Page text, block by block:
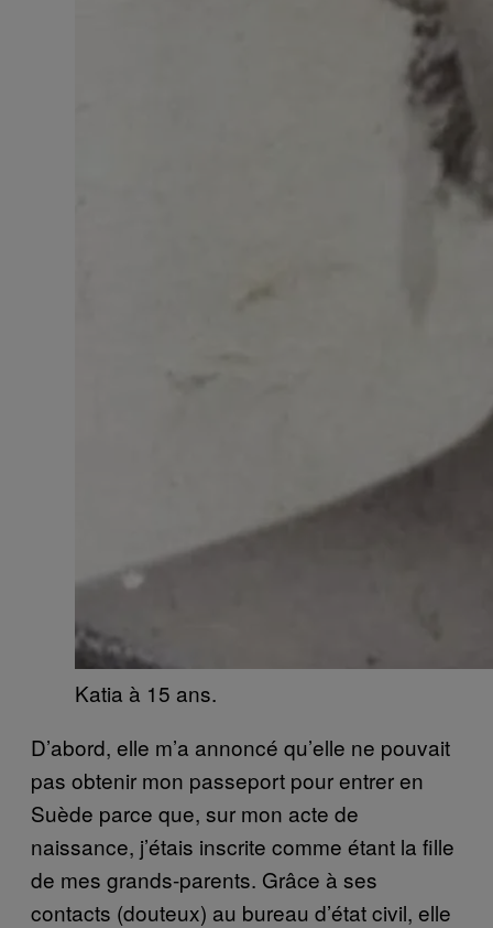
Katia à 15 ans.
D’abord, elle m’a annoncé qu’elle ne pouvait
pas obtenir mon passeport pour entrer en
Suède parce que, sur mon acte de
naissance, j’étais inscrite comme étant la fille
de mes grands-parents. Grâce à ses
contacts (douteux) au bureau d’état civil, elle